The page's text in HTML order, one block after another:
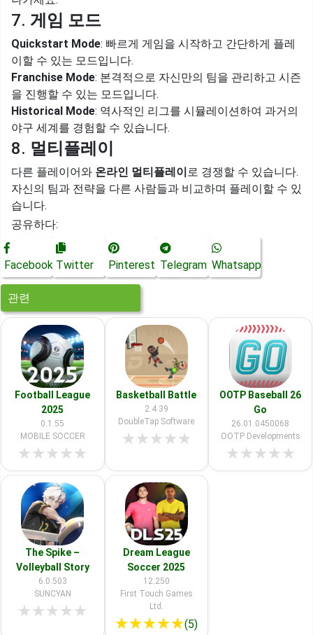
7. 게임 모드
Quickstart Mode: 빠르게 게임을 시작하고 간단하게 플레
이할 수 있는 모드입니다.
Franchise Mode: 본격적으로 자신만의 팀을 관리하고 시즌
을 진행할 수 있는 모드입니다.
Historical Mode: 역사적인 리그를 시뮬레이션하여 과거의
야구 세계를 경험할 수 있습니다.
8. 멀티플레이
다른 플레이어와 온라인 멀티플레이로 경쟁할 수 있습니다.
자신의 팀과 전략을 다른 사람들과 비교하며 플레이할 수 있
습니다.
공유하다:
Facebook Twitter Pinterest Telegram Whatsapp
관련
Football League
2025
0.1.55
MOBILE SOCCER
★★★★★
Basketball Battle
2.4.39
DoubleTap Software
★★★★★
OOTP Baseball 26
Go
26.01.0450068
OOTP Developments
★★★★★
The Spike –
Volleyball Story
6.0.503
SUNCYAN
★★★★★
Dream League
Soccer 2025
12.250
First Touch Games
Ltd.
★★★★★(5)